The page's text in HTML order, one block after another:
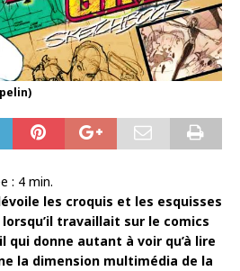
: 4 min.
les croquis et les esquisses
lorsqu’il travaillait sur le comics
qui donne autant à voir qu’à lire
la dimension multimédia de la